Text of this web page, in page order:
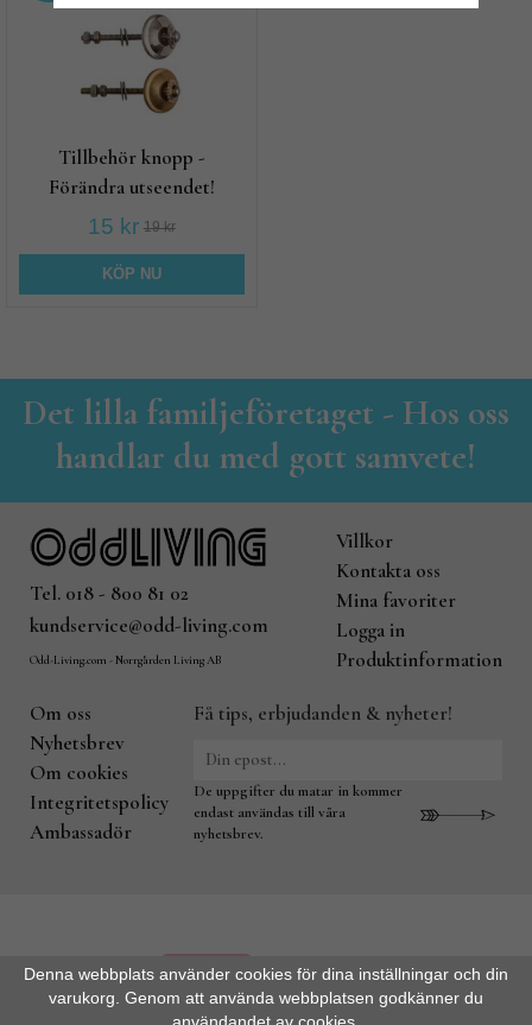
Tillbehör knopp -
Förändra utseendet!
15 kr 19 kr
KÖP NU
Det lilla familjeföretaget - Hos oss
handlar du med gott samvete!
Tel. 018 - 800 81 02
kundservice@odd-living.com
Odd-Living.com - Norrgården Living AB
Villkor
Kontakta oss
Mina favoriter
Logga in
Produktinformation
Om oss
Nyhetsbrev
Om cookies
Integritetspolicy
Ambassadör
Få tips, erbjudanden & nyheter!
De uppgifter du matar in kommer
endast användas till våra
nyhetsbrev.
Denna webbplats använder cookies för dina inställningar och din
varukorg. Genom att använda webbplatsen godkänner du